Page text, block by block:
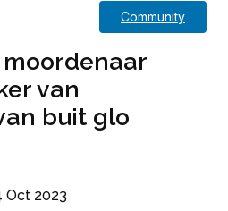
Community
van
buit glo
Oct 2023